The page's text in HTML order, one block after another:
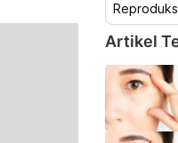
Artikel